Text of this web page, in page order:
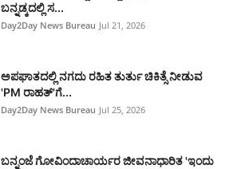
ಬನ್ನಡ್ಕದಲ್ಲಿ ಸ...
Day2Day News Bureau Jul 21, 2026
ಅಪಘಾತದಲ್ಲಿ ನಗದು ರಹಿತ ತುರ್ತು ಚಿಕಿತ್ಸೆ ನೀಡುವ
'PM ರಾಹತ್'ಗೆ...
Day2Day News Bureau Jul 25, 2026
ಬನ್ನಂಜೆ ಗೋವಿಂದಾಚಾರ್ಯರ ಜೀವನಾಧಾರಿತ 'ಇಂದು